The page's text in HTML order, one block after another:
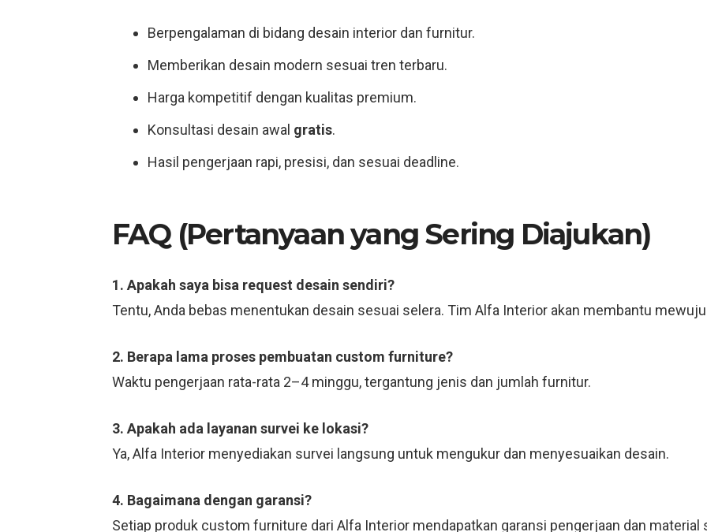
Berpengalaman di bidang desain interior dan furnitur.
Memberikan desain modern sesuai tren terbaru.
Harga kompetitif dengan kualitas premium.
Konsultasi desain awal gratis.
Hasil pengerjaan rapi, presisi, dan sesuai deadline.
FAQ (Pertanyaan yang Sering Diajukan)
1. Apakah saya bisa request desain sendiri?
Tentu, Anda bebas menentukan desain sesuai selera. Tim Alfa Interior akan membantu
2. Berapa lama proses pembuatan custom furniture?
Waktu pengerjaan rata-rata 2–4 minggu, tergantung jenis dan jumlah furnitur.
3. Apakah ada layanan survei ke lokasi?
Ya, Alfa Interior menyediakan survei langsung untuk mengukur dan menyesuaikan desain.
4. Bagaimana dengan garansi?
Setiap produk custom furniture dari Alfa Interior mendapatkan garansi pengerjaan dan material